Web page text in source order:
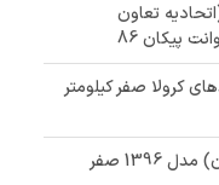
(اتحادیه تعاون
هیبریدهای کرولا صفر کیلومتر
✅ مزایده یک دستگاه کمپر (سیستم کاویان) مدل 1396 صفر